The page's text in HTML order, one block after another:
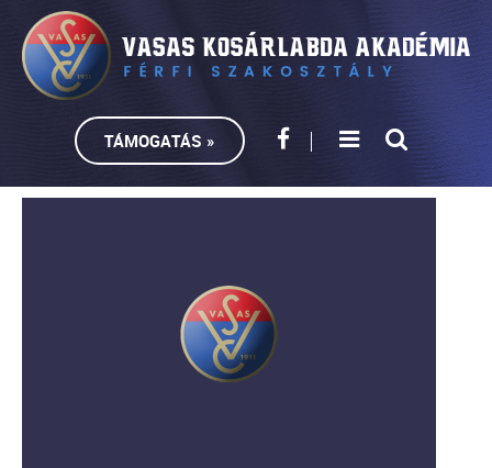
TÁMOGATÁS »